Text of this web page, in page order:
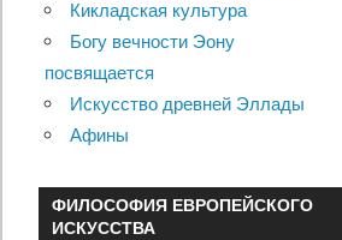
Кикладская культура
Богу вечности Эону
посвящается
Искусство древней Эллады
Афины
ФИЛОСОФИЯ ЕВРОПЕЙСКОГО
ИСКУССТВА